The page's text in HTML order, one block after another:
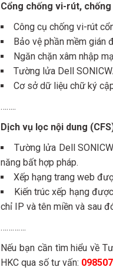
Cổng chống vi-rút,
Công cụ chống vi-rút
Bảo vệ phần mềm gián
Ngăn chặn xâm nhập
Tường lửa Dell
Cơ sở dữ liệu chữ ký
……..
Dịch vụ lọc nội dung
Tường lửa Dell
năng bất hợp pháp.
Xếp hạng trang web
Kiến trúc xếp hạng
chỉ IP và tên miền và sau
………….
Nếu bạn cần tìm hiểu về
HKC qua số tư vấn: